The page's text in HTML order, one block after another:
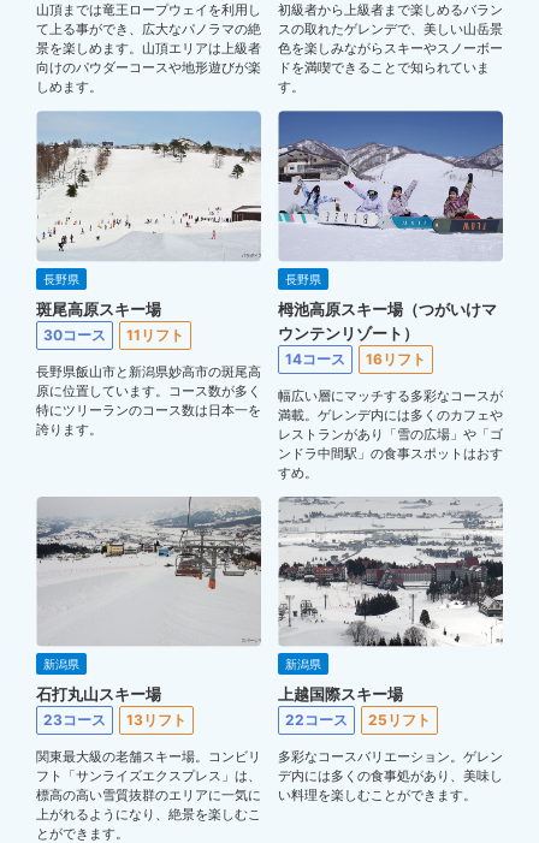
山頂までは竜王ロープウェイを利用し
て上る事ができ、広大なパノラマの絶
景を楽しめます。山頂エリアは上級者
向けのパウダーコースや地形遊びが楽
しめます。
初級者から上級者まで楽しめるバラン
スの取れたゲレンデで、美しい山岳景
色を楽しみながらスキーやスノーボー
ドを満喫できることで知られていま
す。
長野県
斑尾高原スキー場
30コース 11リフト
長野県飯山市と新潟県妙高市の斑尾高
原に位置しています。コース数が多く
特にツリーランのコース数は日本一を
誇ります。
長野県
栂池高原スキー場（つがいけマ
ウンテンリゾート）
14コース 16リフト
幅広い層にマッチする多彩なコースが
満載。ゲレンデ内には多くのカフェや
レストランがあり「雪の広場」や「ゴ
ンドラ中間駅」の食事スポットはおす
すめ。
新潟県
石打丸山スキー場
23コース 13リフト
関東最大級の老舗スキー場。コンビリ
フト「サンライズエクスプレス」は、
標高の高い雪質抜群のエリアに一気に
上がれるようになり、絶景を楽しむこ
とができます。
新潟県
上越国際スキー場
22コース 25リフト
多彩なコースバリエーション。ゲレン
デ内には多くの食事処があり、美味し
い料理を楽しむことができます。